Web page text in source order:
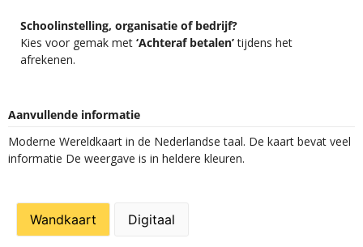
Schoolinstelling, organisatie of bedrijf?
Kies voor gemak met ‘Achteraf betalen’tijdens het
afrekenen.
Aanvullende informatie
Moderne Wereldkaart in de Nederlandse taal. De kaart bevat veel
informatie De weergave is in heldere kleuren.
Wandkaart Digitaal